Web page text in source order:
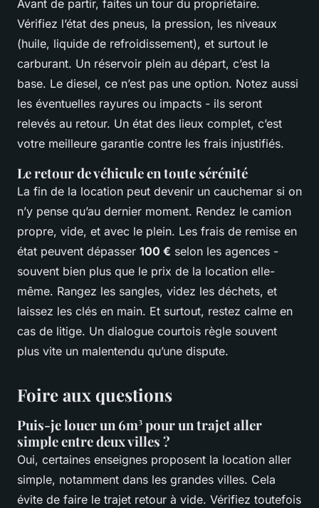
Avant de partir, faites un tour du propriétaire.
Vérifiez l’état des pneus, la pression, les niveaux
(huile, liquide de refroidissement), et surtout le
carburant. Un réservoir plein au départ, c’est la
base. Le diesel, ce n’est pas une option. Notez aussi
les éventuelles rayures ou impacts - ils seront
relevés au retour. Un état des lieux complet, c’est
votre meilleure garantie contre les frais injustifiés.
Le retour de véhicule en toute sérénité
La fin de la location peut devenir un cauchemar si on
n’y pense qu’au dernier moment. Rendez le camion
propre, vide, et avec le plein. Les frais de remise en
état peuvent dépasser 100 € selon les agences -
souvent bien plus que le prix de la location elle-
même. Rangez les sangles, videz les déchets, et
laissez les clés en main. Et surtout, restez calme en
cas de litige. Un dialogue courtois règle souvent
plus vite un malentendu qu’une dispute.
Foire aux questions
Puis-je louer un 6m³ pour un trajet aller
simple entre deux villes ?
Oui, certaines enseignes proposent la location aller
simple, notamment dans les grandes villes. Cela
évite de faire le trajet retour à vide. Vérifiez toutefois